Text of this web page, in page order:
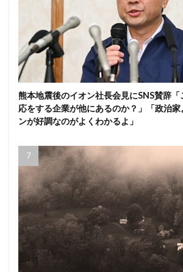
熊本地震後のイオン社長会見にSNS賛辞
応をする企業が他にあるのか？」「政治
ンが好調なのがよくわかるよ」